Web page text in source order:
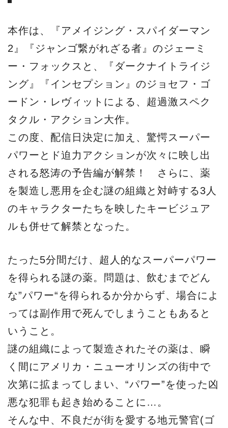
本作は、『アメイジング・スパイダーマン
2』『ジャンゴ繋がれざる者』のジェーミ
ー・フォックスと、『ダークナイトライジ
ング』『インセプション』のジョセフ・ゴ
ードン・レヴィットによる、超過激スペク
タクル・アクション大作。
この度、配信日決定に加え、驚愕スーパー
パワーとド迫力アクションが次々に映し出
される怒涛の予告編が解禁！ さらに、薬
を製造し悪用を企む謎の組織と対峙する3人
のキャラクターたちを映したキービジュア
ルも併せて解禁となった。
たった5分間だけ、超人的なスーパーパワー
を得られる謎の薬。問題は、飲むまでどん
な”パワー“を得られるか分からず、場合によ
っては副作用で死んでしまうこともあると
いうこと。
謎の組織によって製造されたその薬は、瞬
く間にアメリカ・ニューオリンズの街中で
次第に拡まってしまい、“パワー”を使った凶
悪な犯罪も起き始めることに…。
そんな中、不良だが街を愛する地元警官(ゴ